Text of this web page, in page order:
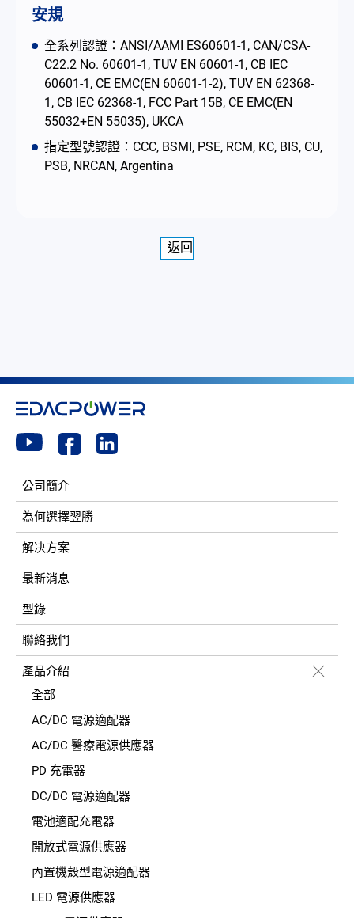
安規
全系列認證：ANSI/AAMI ES60601-1, CAN/CSA-
C22.2 No. 60601-1, TUV EN 60601-1, CB IEC
60601-1, CE EMC(EN 60601-1-2), TUV EN 62368-
1, CB IEC 62368-1, FCC Part 15B, CE EMC(EN
55032+EN 55035), UKCA
指定型號認證：CCC, BSMI, PSE, RCM, KC, BIS, CU,
PSB, NRCAN, Argentina
返回
公司簡介
為何選擇翌勝
解决方案
最新消息
型錄
聯絡我們
產品介紹
全部
AC/DC 電源適配器
AC/DC 醫療電源供應器
PD 充電器
DC/DC 電源適配器
電池適配充電器
開放式電源供應器
內置機殼型電源適配器
LED 電源供應器